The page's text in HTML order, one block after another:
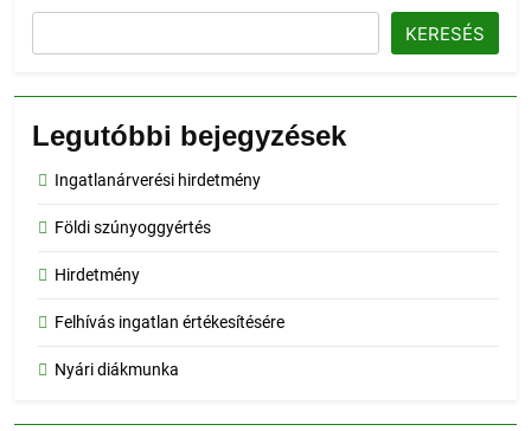
KERESÉS
Legutóbbi bejegyzések
Ingatlanárverési hirdetmény
Földi szúnyoggyértés
Hirdetmény
Felhívás ingatlan értékesítésére
Nyári diákmunka